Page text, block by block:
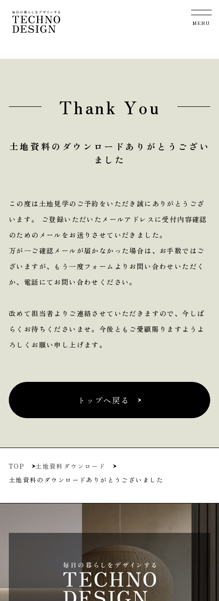
Thank You
土地資料のダウンロードありがとうござい
ました
この度は土地見学のご予約をいただき誠にありがとうござ
います。
ご登録いただいたメールアドレスに受付内容確認
のためのメールをお送りさせていだきました。
万が一ご確認メールが届かなかった場合は、お手数ではご
ざいますが、
もう一度フォームよりお問い合わせいただく
か、電話にてお問い合わせください。
改めて担当者よりご連絡させていただきますので、今しば
らくお待ちくださいませ。 今後ともご愛顧賜りますようよ
ろしくお願い申し上げます。
トップへ戻る
TOP
土地資料ダウンロード
土地資料のダウンロードありがとうございました